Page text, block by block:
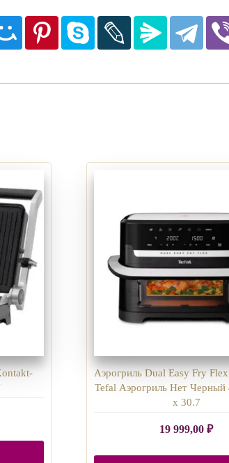
Аэрогриль Dual Easy Fry
Tefal Аэрогриль Нет Черный
x 30.7
19 999,00₽